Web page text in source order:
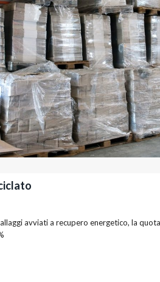
avviati a recupero energetico, la